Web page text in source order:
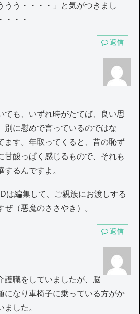
うう・・・・」と気がつきまし
・・・
返信
も、いずれ時がたてば、良い思
別に慰めで言っているのではな
ます。年取ってくると、昔の恥ず
甘酸っぱく感じるもので、それも
するんですよ。
は編集して、ご親族にお渡しする
ぜ（悪魔のささやき）。
返信
護職をしていましたが、脳
になり車椅子に乗っている方がか
ました。